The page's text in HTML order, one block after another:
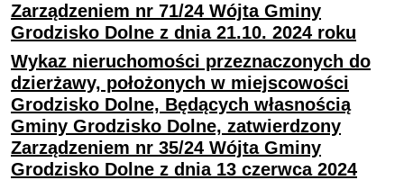
Zarządzeniem nr 71/24 Wójta Gminy
Grodzisko Dolne z dnia 21.10. 2024 roku
Wykaz nieruchomości przeznaczonych do
dzierżawy, położonych w miejscowości
Grodzisko Dolne, Będących własnością
Gminy Grodzisko Dolne, zatwierdzony
Zarządzeniem nr 35/24 Wójta Gminy
Grodzisko Dolne z dnia 13 czerwca 2024